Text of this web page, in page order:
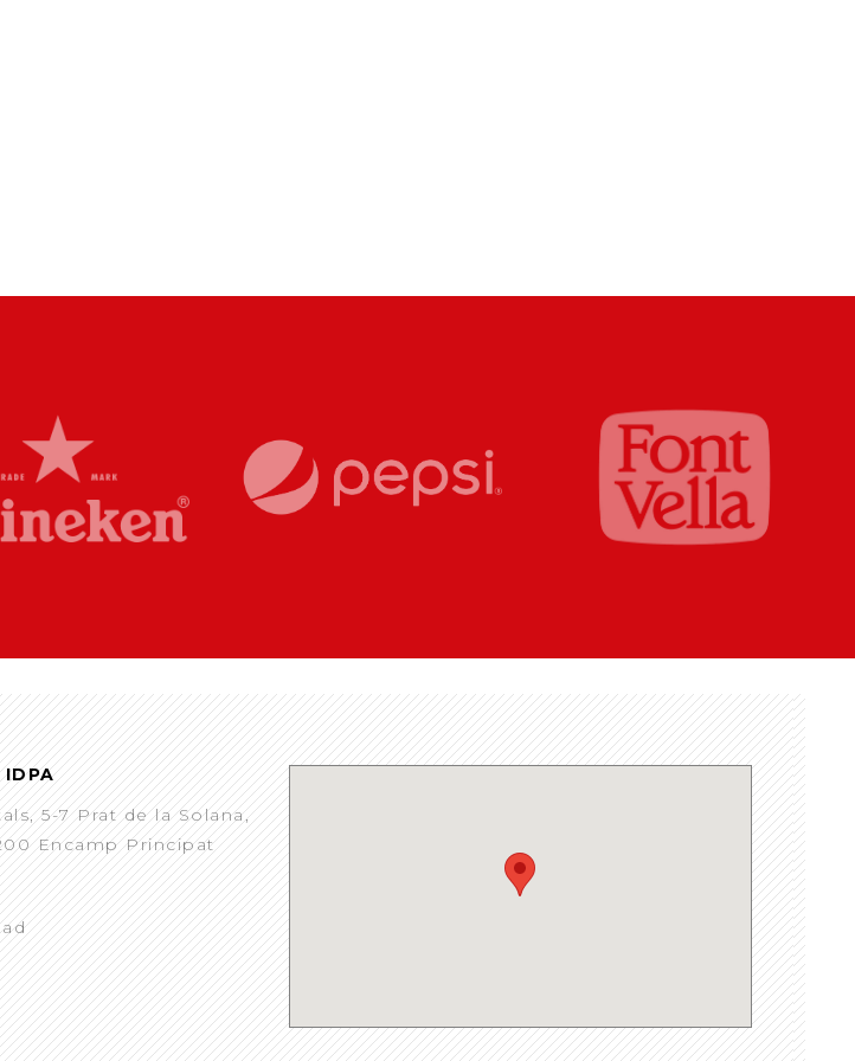
IDPA
5-7 Prat de la Solana,
Encamp Principat